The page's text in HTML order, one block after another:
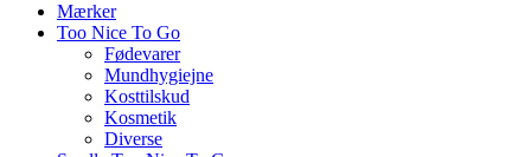
Mærker
Too Nice To Go
Fødevarer
Mundhygiejne
Kosttilskud
Kosmetik
Diverse